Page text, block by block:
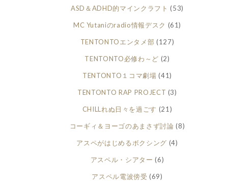
ASD＆ADHD的マインクラフト (53)
MC Yutaniのradio情報デスク (61)
TENTONTOエンタメ部 (127)
TENTONTO必修わ～ど (2)
TENTONTO１コマ劇場 (41)
TENTONTO RAP PROJECT (3)
CHILLれぬ日々を過ごす (21)
コーギィ＆ヨーゴのあまさず討論 (8)
アスペがはじめるボクシング (4)
アスペル・シアター (6)
アスペル電波傍受 (69)